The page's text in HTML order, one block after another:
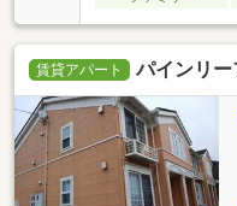
賃貸アパート パインリー